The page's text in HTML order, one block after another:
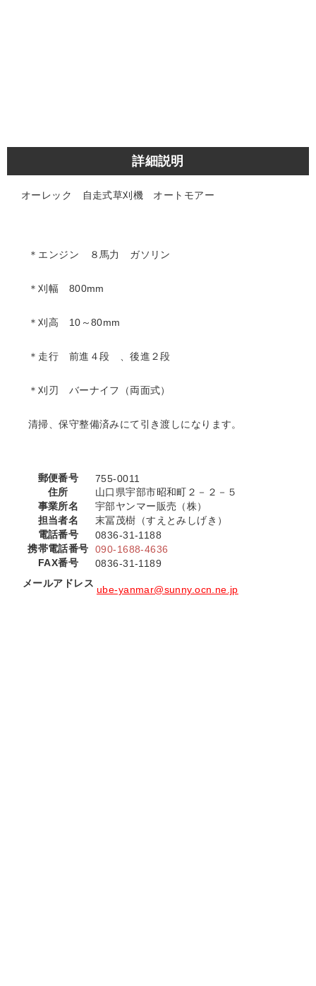
詳細説明
オーレック 自走式草刈機 オートモアー
＊エンジン ８馬力 ガソリン
＊刈幅 800mm
＊刈高 10～80mm
＊走行 前進４段 、後進２段
＊刈刃 バーナイフ（両面式）
清掃、保守整備済みにて引き渡しになります。
郵便番号
755-0011
住所
山口県宇部市昭和町２－２－５
事業所名
宇部ヤンマー販売（株）
担当者名
末冨茂樹（すえとみしげき）
電話番号
0836-31-1188
携帯電話番号
090-1688-4636
FAX番号
0836-31-1189
メールアドレス
ube-yanmar@sunny.ocn.ne.jp